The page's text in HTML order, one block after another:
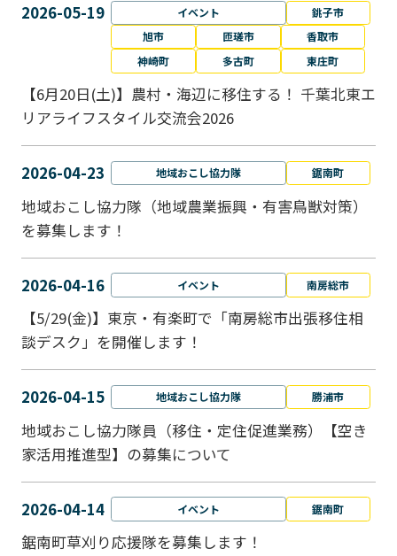
2026-05-19 イベント
銚子市
旭市
匝瑳市
香取市
神崎町
多古町 東庄町
【6月20日(土)】農村・海辺に移住する！ 千葉北東エ
リアライフスタイル交流会2026
2026-04-23 地域おこし協力隊 鋸南町
地域おこし協力隊（地域農業振興・有害鳥獣対策）
を募集します！
2026-04-16 イベント 南房総市
【5/29(金)】東京・有楽町で「南房総市出張移住相
談デスク」を開催します！
2026-04-15 地域おこし協力隊 勝浦市
地域おこし協力隊員（移住・定住促進業務）【空き
家活用推進型】の募集について
2026-04-14 イベント 鋸南町
鋸南町草刈り応援隊を募集します！